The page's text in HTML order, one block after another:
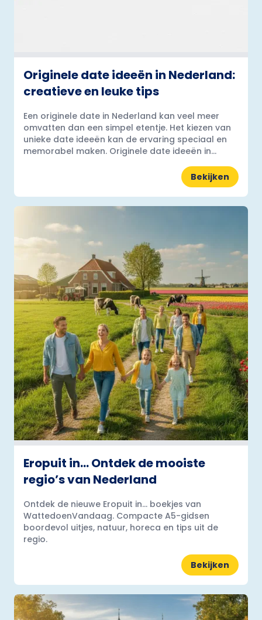
Originele date ideeën in Nederland:
creatieve en leuke tips
Een originele date in Nederland kan veel meer
omvatten dan een simpel etentje. Het kiezen van
unieke date ideeën kan de ervaring speciaal en
memorabel maken. Originele date ideeën in...
Bekijken
Eropuit in… Ontdek de mooiste
regio’s van Nederland
Ontdek de nieuwe Eropuit in... boekjes van
WattedoenVandaag. Compacte A5-gidsen
boordevol uitjes, natuur, horeca en tips uit de
regio.
Bekijken